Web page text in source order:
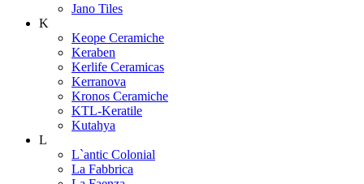
Jano Tiles
K
Keope Ceramiche
Keraben
Kerlife Ceramicas
Kerranova
Kronos Ceramiche
KTL-Keratile
Kutahya
L
L`antic Colonial
La Fabbrica